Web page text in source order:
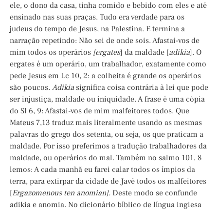
ele, o dono da casa, tinha comido e bebido com eles e até
ensinado nas suas praças. Tudo era verdade para os
judeus do tempo de Jesus, na Palestina. E termina a
narração repetindo: Não sei de onde sois. Afastai-vos de
mim todos os operários [ergates] da maldade [adikia]. O
ergates é um operário, um trabalhador, exatamente como
pede Jesus em Lc 10, 2: a colheita é grande os operários
são poucos. Adikia significa coisa contrária à lei que pode
ser injustiça, maldade ou iniquidade. A frase é uma cópia
do Sl 6, 9: Afastai-vos de mim malfeitores todos. Que
Mateus 7,13 traduz mais literalmente usando as mesmas
palavras do grego dos setenta, ou seja, os que praticam a
maldade. Por isso preferimos a tradução trabalhadores da
maldade, ou operários do mal. Também no salmo 101, 8
lemos: A cada manhã eu farei calar todos os ímpios da
terra, para extirpar da cidade de Javé todos os malfeitores
[Ergazomenous ten anomian]. Deste modo se confunde
adikia e anomia. No dicionário bíblico de língua inglesa